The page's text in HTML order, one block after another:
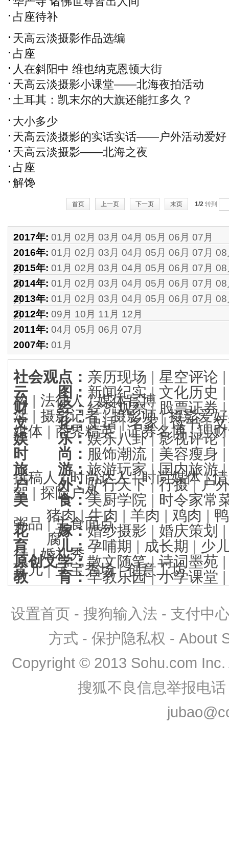
占座待补
天高云淡摄影作品选编
占座
人在斜阳中 维也纳克恩顿大街
天高云淡摄影小课堂——北海夜拍活动
土耳其：凯末尔的大旗还能扛多久？
大小多少
天高云淡摄影的实话实话——户外活动爱好
者，不是摄影爱好者
天高云淡摄影——北海之夜
占座
解馋
首页 上一页 下一页 末页 1/2 转到
2017年: 01月 02月 03月 04月 05月 06月 07月
2016年: 01月 02月 03月 04月 05月 06月 07月 08
月
2015年: 01月 02月 03月 04月 05月 06月 07月 08
月
2014年: 01月 02月 03月 04月 05月 06月 07月 08
月
2013年: 01月 02月 03月 04月 05月 06月 07月 08
月
2012年: 09月 10月 11月 12月
2011年: 04月 05月 06月 07月
2007年: 01月
社会观点 ： 亲历现场 | 星空评论
构 | 法律人 |媒体官博
云 图 ： 新闻纪实| 文化历史
活 | 摄影记者|摄影师|摄影爱
财 经：经济观察| 股票证券
媒体 | 商界精英|证券名博|理
文 化：史话|名家|读书|
娱 乐：娱乐八卦|影视评论
时 尚 ： 服饰潮流 | 美容瘦身
撰稿人 |时尚达人|时尚媒体|
旅 游：旅游玩家|国内旅游
驾 | 探险户外
户 外：驴行天下|行摄| 户
美 食：美厨学院 | 时令家常
粥品 |主食面点
猪肉|牛肉 | 羊肉 | 鸡肉 |
腐
花 嫁：婚纱摄影 | 婚庆策划
行|婚礼秀
育 儿： 孕哺期 | 成长期 | 少
育儿|宝宝秀场|创意工坊
原创文学：散文随笔|诗词墨苑
教 育：早教乐园|小学课堂
设置首页 - 搜狗输入法 - 支付中
方式 - 保护隐私权 - About
Copyright © 2013 Sohu.com
搜狐不良信息举报电